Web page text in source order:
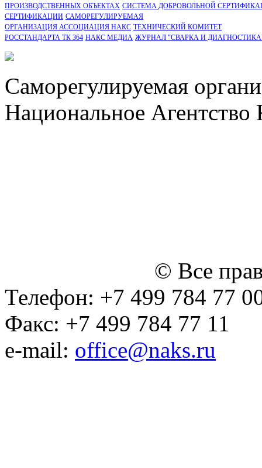
ПРОИЗВОДСТВЕННЫХ ОБЪЕКТАХ СИСТЕМА ДОБРОВОЛЬНОЙ
CЕРТИФИКАЦИИ САМОРЕГУЛИРУЕМАЯ
ОРГАНИЗАЦИЯ АССОЦИАЦИЯ НАКС ТЕХНИЧЕСКИЙ КОМИТЕТ
РОССТАНДАРТА ТК 364 НАКС МЕДИА ЖУРНАЛ "СВАРКА И
Саморегулируемая
Национальное Агентство
© Все
Телефон: +7 499 784 77
Факс: +7 499 784 77 11
e-mail: office@naks.ru